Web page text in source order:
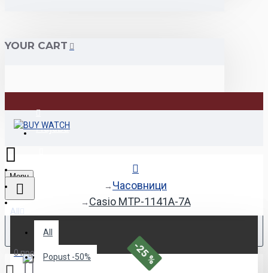
YOUR CART
Најава
Menu
All
All
Popust -50%
0 продукт(и) - 0den
Часовници
Casio MTP-1141A-7A
-25 %